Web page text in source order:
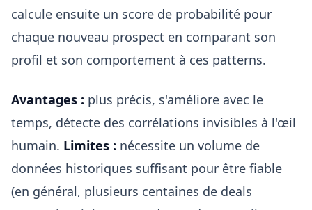
calcule ensuite un score de probabilité pour
chaque nouveau prospect en comparant son
profil et son comportement à ces patterns.
Avantages : plus précis, s'améliore avec le
temps, détecte des corrélations invisibles à l'œil
humain. Limites : nécessite un volume de
données historiques suffisant pour être fiable
(en général, plusieurs centaines de deals